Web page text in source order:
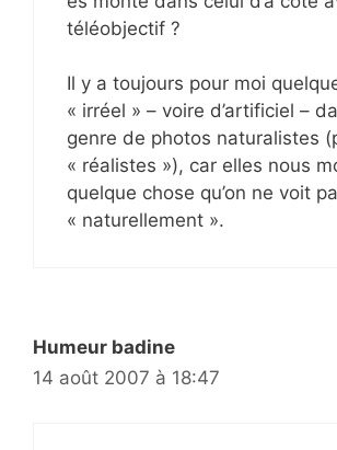
téléobjectif ?
Il y a toujours pour moi
« irréel » – voire d’artificiel –
genre de photos naturalistes
« réalistes »), car elles nous
quelque chose qu’on ne voit
« naturellement ».
Humeur badine
14 août 2007 à 18:47